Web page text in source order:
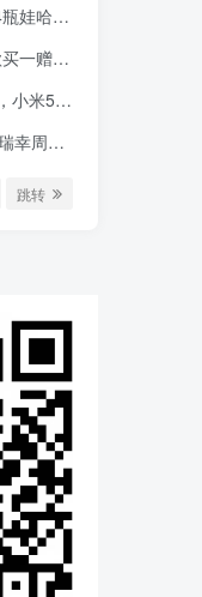
，交行立减金等
10元刷卡金等
元吃瑞幸咖啡等
5元立减金等
跳转